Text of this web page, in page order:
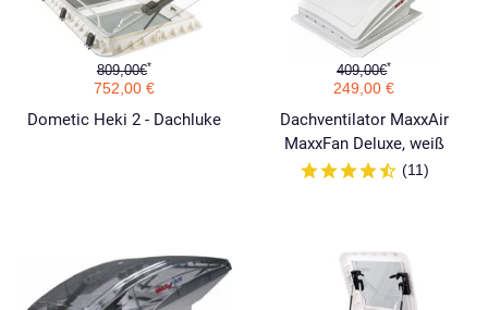
809,00€*
752,00 €
Dometic Heki 2 - Dachluke
409,00€*
249,00 €
Dachventilator MaxxAir
MaxxFan Deluxe, weiß
(11)